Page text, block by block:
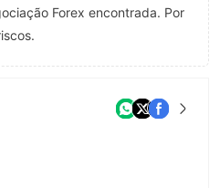
Forex encontrada. Por